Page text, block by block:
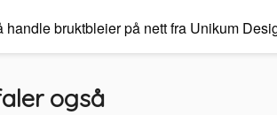
handle bruktbleier på nett fra Unikum
også